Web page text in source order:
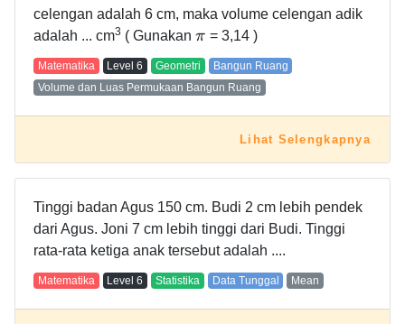
celengan adalah 6 cm, maka volume celengan adik
adalah ... cm3 ( Gunakan π = 3,14 )
Matematika Level 6 Geometri
Bangun Ruang
Volume dan Luas Permukaan Bangun Ruang
Lihat Selengkapnya
Tinggi badan Agus 150 cm. Budi 2 cm lebih pendek
dari Agus. Joni 7 cm lebih tinggi dari Budi. Tinggi
rata-rata ketiga anak tersebut adalah ....
Matematika Level 6 Statistika Data Tunggal Mean